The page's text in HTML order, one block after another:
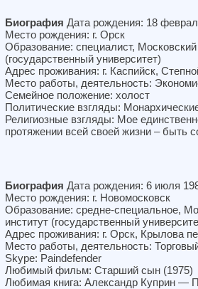
Биография Дата рождения: 18
Место рождения: г. Орск
Образование: специалист,
(государственный университет)
Адрес проживания: г. Каспийск,
Место работы, деятельность:
Семейное положение: холост
Политические взгляды:
Религиозные взгляды: Мое
протяжении всей своей жизни – быть
Биография Дата рождения: 6 июля
Место рождения: г. Новомосковск
Образование: средне-специальное,
институт (государственный
Адрес проживания: г. Орск, Крылова
Место работы, деятельность:
Skype: Paindefender
Любимый фильм: Старший сын (1975)
Любимая книга: Александр Куприн —